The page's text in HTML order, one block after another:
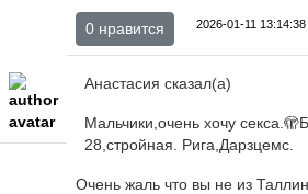
0 нравится 2026-01-11 13:14:38
Анастасия сказал(а)
Мальчики,очень хочу
28,стройная. Рига,Дарзцемс.
Очень жаль что вы не из